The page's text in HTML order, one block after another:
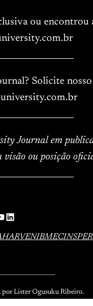
ou
Solicite
Journal em
visão ou posição
LinkedIn
HARVENIBMECINSPER
Lister Ogusuku Ribeiro.